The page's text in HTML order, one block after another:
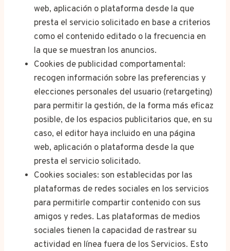
web, aplicación o plataforma desde la que
presta el servicio solicitado en base a criterios
como el contenido editado o la frecuencia en
la que se muestran los anuncios.
Cookies de publicidad comportamental:
recogen información sobre las preferencias y
elecciones personales del usuario (retargeting)
para permitir la gestión, de la forma más eficaz
posible, de los espacios publicitarios que, en su
caso, el editor haya incluido en una página
web, aplicación o plataforma desde la que
presta el servicio solicitado.
Cookies sociales: son establecidas por las
plataformas de redes sociales en los servicios
para permitirle compartir contenido con sus
amigos y redes. Las plataformas de medios
sociales tienen la capacidad de rastrear su
actividad en línea fuera de los Servicios. Esto